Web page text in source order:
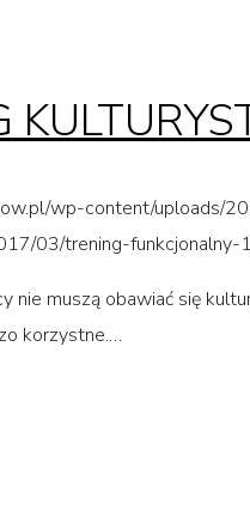
wp-content/uploads/
03/trening-funkcjonalny-
muszą obawiać się
korzystne.…